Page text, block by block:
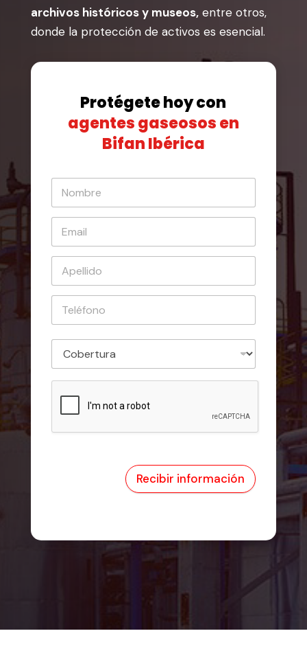
archivos históricos y museos,entre otros,
donde la protección de activos es esencial.
Protégete hoy con
agentes gaseosos en
Bifan Ibérica
Recibir información